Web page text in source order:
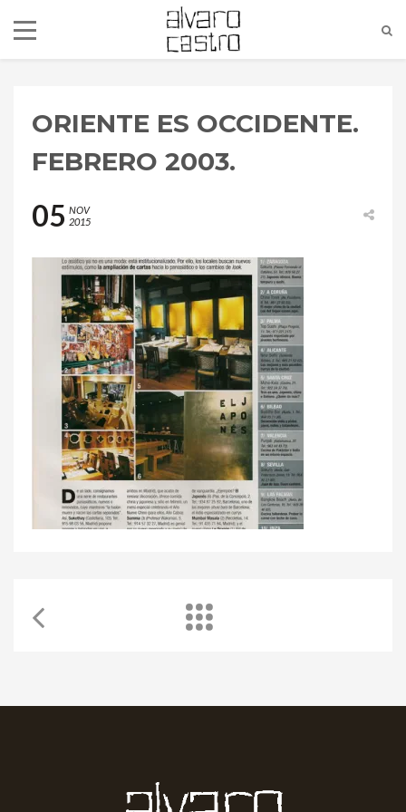
alvaro@alvarocastro.com
ORIENTE ES OCCIDENTE.
FEBRERO 2003.
05 NOV
2015